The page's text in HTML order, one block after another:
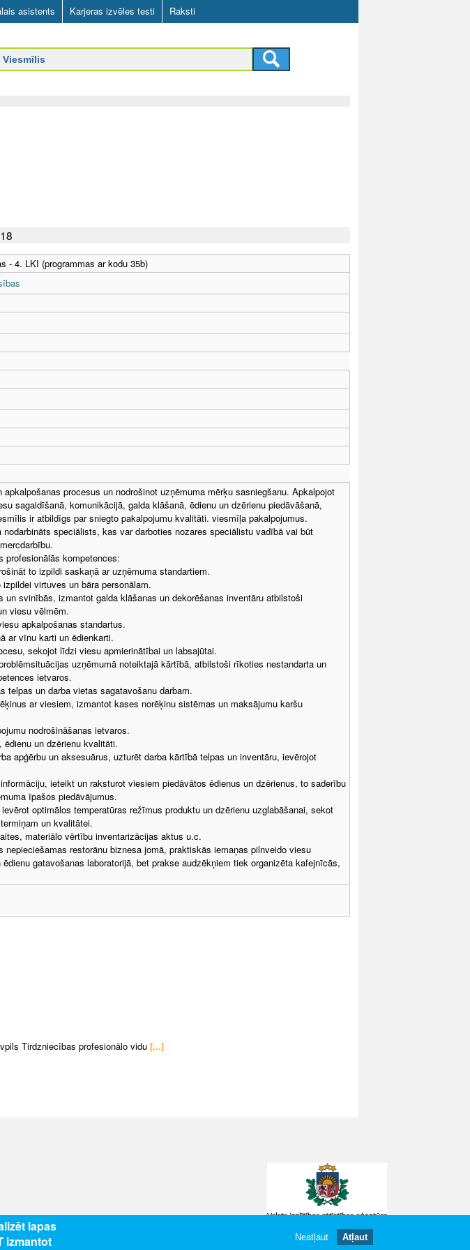
asistents Karjeras izvēles testi Raksti
- 4. LKI (programmas ar kodu 35b)
procesus un nodrošinot uzņēmuma mērķu sasniegšanu. Apkalpojot
sagaidīšanā, komunikācijā, galda klāšanā, ēdienu un dzērienu piedāvāšanā,
ir atbildīgs par sniegto pakalpojumu kvalitāti. viesmīļa pakalpojumus.
speciālists, kas var darboties nozares speciālistu vadībā vai būt
profesionālās kompetences:
to izpildi saskaņā ar uzņēmuma standartiem.
virtuves un bāra personālam.
svinībās, izmantot galda klāšanas un dekorēšanas inventāru atbilstoši
viesu vēlmēm.
apkalpošanas standartus.
ar vīnu karti un ēdienkarti.
sekojot līdzi viesu apmierinātībai un labsajūtai.
uzņēmumā noteiktajā kārtībā, atbilstoši rīkoties nestandarta un
ietvaros.
telpas un darba vietas sagatavošanu darbam.
ar viesiem, izmantot kases norēķinu sistēmas un maksājumu karšu
nodrošināšanas ietvaros.
un dzērienu kvalitāti.
apģērbu un aksesuārus, uzturēt darba kārtībā telpas un inventāru, ievērojot
ieteikt un raksturot viesiem piedāvātos ēdienus un dzērienus, to saderību
īpašos piedāvājumus.
optimālos temperatūras režīmus produktu un dzērienu uzglabāšanai, sekot
un kvalitātei.
materiālo vērtību inventarizācijas aktus u.c.
restorānu biznesa jomā, praktiskās iemaņas pilnveido viesu
gatavošanas laboratorijā, bet prakse audzēkņiem tiek organizēta kafejnīcās,
Tirdzniecības profesionālo vidu [...]
lapas
izmantot
Neatļaut Atļaut